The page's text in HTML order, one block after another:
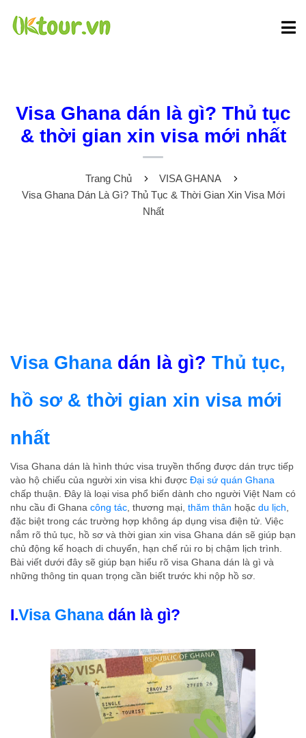
Visa Ghana dán là gì? Thủ tục
& thời gian xin visa mới nhất
Trang Chủ
VISA GHANA
Visa Ghana Dán Là Gì? Thủ Tục & Thời Gian Xin Visa Mới
Nhất
Visa Ghanadán là gì? Thủ tục,
hồ sơ & thời gian xin visa mới
nhất
Visa Ghana dán là hình thức visa truyền thống được dán trực tiếp
vào hộ chiếu của người xin visa khi được Đại sứ quán Ghana
chấp thuận. Đây là loại visa phổ biến dành cho người Việt Nam có
nhu cầu đi Ghana công tác , thương mại, thăm thân hoặc du lịch
đặc biệt trong các trường hợp không áp dụng visa điện tử. Việc
nắm rõ thủ tục, hồ sơ và thời gian xin visa Ghana dán sẽ giúp bạn
chủ động kế hoạch di chuyển, hạn chế rủi ro bị chậm lịch trình.
Bài viết dưới đây sẽ giúp bạn hiểu rõ visa Ghana dán là gì và
những thông tin quan trọng cần biết trước khi nộp hồ sơ.
I.Visa Ghana dán là gì?